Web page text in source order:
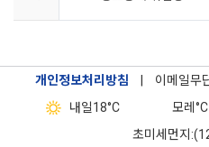
개인정보처리방침 이메일무
내일18°C 모레 °C
초미세먼지